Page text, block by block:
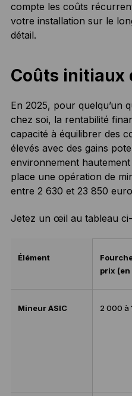
compte les coûts
votre installation sur le
détail.
Coûts initiaux
En 2025, pour quelqu’un
chez soi, la rentabilité
capacité à équilibrer des
élevés avec des gains
environnement
place une opération de
entre 2 630 et 23 850
Jetez un œil au tableau
Élément
prix
Mineur ASIC 2 000 à